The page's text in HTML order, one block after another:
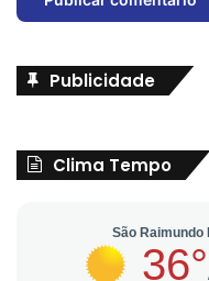
Publicidade
Clima Tempo